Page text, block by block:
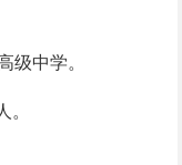
级中学。
。